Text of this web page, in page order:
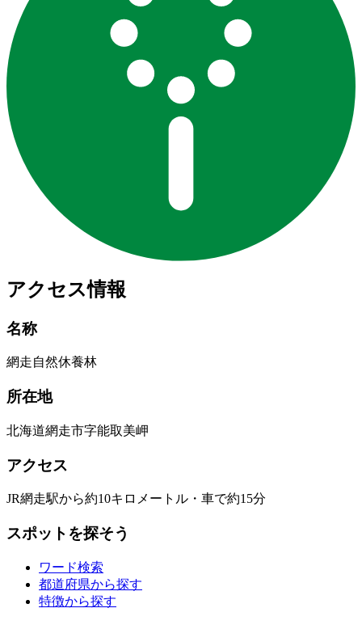
アクセス情報
名称
網走自然休養林
所在地
北海道網走市字能取美岬
アクセス
JR網走駅から約10キロメートル・車で約15分
スポットを探そう
ワード検索
都道府県から探す
特徴から探す